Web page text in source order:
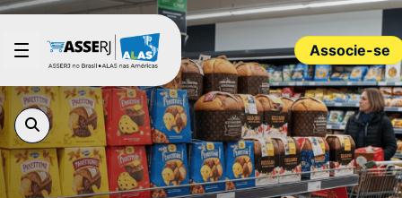
Pular para o Conteúdo principal
Associe-se